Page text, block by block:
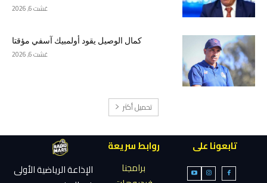
غشت 6, 2026
كمال الوصيل يقود أولمبيك آسفي مؤقتا
غشت 6, 2026
تحميل أكثر
تابعونا على
روابط سريعة
برامجنا
الإذاعة الرياضية الأولى